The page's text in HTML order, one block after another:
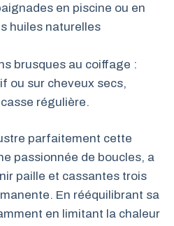
en piscine ou en
huiles naturelles
brusques au coiffage :
ou sur cheveux secs,
régulière.
parfaitement cette
passionnée de boucles, a
paille et cassantes trois
En rééquilibrant sa
en limitant la chaleur